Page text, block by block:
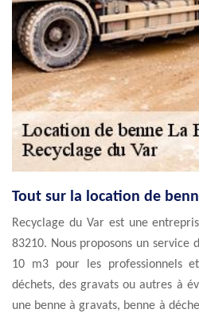
Tout sur la location de
Recyclage du Var est une
83210. Nous proposons un service
10 m3 pour les professionnels
déchets, des gravats ou autres à
une benne à gravats, benne à